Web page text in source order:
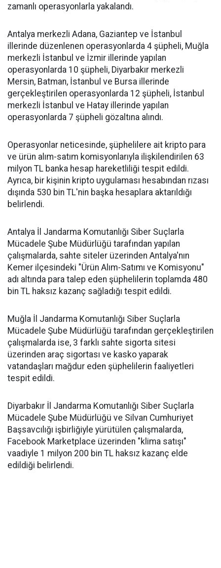
zamanlı operasyonlarla yakalandı.
Antalya merkezli Adana, Gaziantep ve İstanbul
illerinde düzenlenen operasyonlarda 4 şüpheli, Muğla
merkezli İstanbul ve İzmir illerinde yapılan
operasyonlarda 10 şüpheli, Diyarbakır merkezli
Mersin, Batman, İstanbul ve Bursa illerinde
gerçekleştirilen operasyonlarda 12 şüpheli, İstanbul
merkezli İstanbul ve Hatay illerinde yapılan
operasyonlarda 7 şüpheli gözaltına alındı.
Operasyonlar neticesinde, şüphelilere ait kripto para
ve ürün alım-satım komisyonlarıyla ilişkilendirilen 63
milyon TL banka hesap hareketliliği tespit edildi.
Ayrıca, bir kişinin kripto uygulaması hesabından rızası
dışında 530 bin TL'nin başka hesaplara aktarıldığı
belirlendi.
Antalya İl Jandarma Komutanlığı Siber Suçlarla
Mücadele Şube Müdürlüğü tarafından yapılan
çalışmalarda, sahte siteler üzerinden Antalya'nın
Kemer ilçesindeki "Ürün Alım-Satımı ve Komisyonu"
adı altında para talep eden şüphelilerin toplamda 480
bin TL haksız kazanç sağladığı tespit edildi.
Muğla İl Jandarma Komutanlığı Siber Suçlarla
Mücadele Şube Müdürlüğü tarafından gerçekleştirilen
çalışmalarda ise, 3 farklı sahte sigorta sitesi
üzerinden araç sigortası ve kasko yaparak
vatandaşları mağdur eden şüphelilerin faaliyetleri
tespit edildi.
Diyarbakır İl Jandarma Komutanlığı Siber Suçlarla
Mücadele Şube Müdürlüğü ve Silvan Cumhuriyet
Başsavcılığı işbirliğiyle yürütülen çalışmalarda,
Facebook Marketplace üzerinden "klima satışı"
vaadiyle 1 milyon 200 bin TL haksız kazanç elde
edildiği belirlendi.